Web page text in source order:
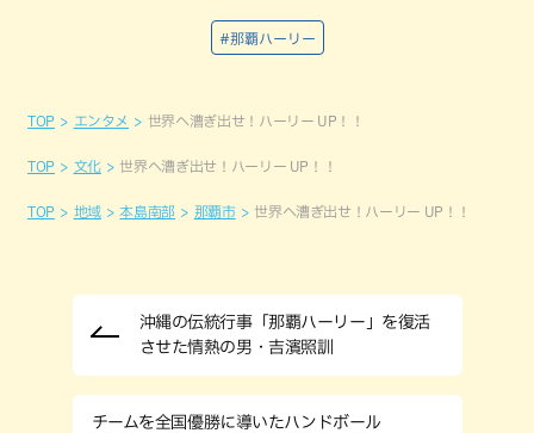
#那覇ハーリー
TOP エンタメ 世界へ漕ぎ出せ！ハーリー UP！！
TOP 文化 世界へ漕ぎ出せ！ハーリー UP！！
TOP 地域 本島南部 那覇市 世界へ漕ぎ出せ！ハーリー UP！！
沖縄の伝統行事「那覇ハーリー」を復活
させた情熱の男・吉濱照訓
チームを全国優勝に導いたハンドボール